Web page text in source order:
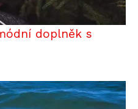
doplněk s